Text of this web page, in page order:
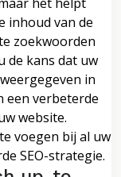
inhoud van de
zoekwoorden
de kans dat uw
in
een verbeterde
website.
voegen bij al uw
SEO-strategie.